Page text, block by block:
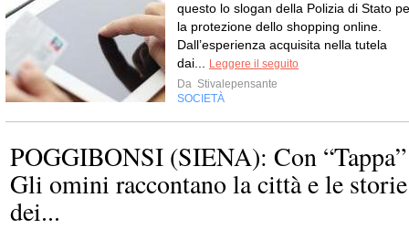
questo lo slogan della Polizia di Stato
la protezione dello shopping online.
Dall’esperienza acquisita nella tutela
dai...
Leggere il seguito
Da Stivalepensante
SOCIETÀ
POGGIBONSI (SIENA): Con “Tappa”
Gli omini raccontano la città e le storie
dei...